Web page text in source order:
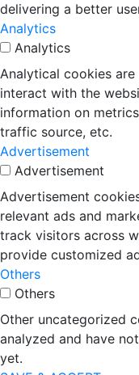
delivering a better
Analytics
Analytics
Analytical cookies
interact with the
information on
traffic source, etc.
Advertisement
Advertisement
Advertisement
relevant ads and
track visitors across
provide customized
Others
Others
Other uncategorized
analyzed and have
yet.